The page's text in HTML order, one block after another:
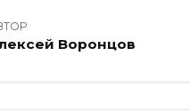
Воронцов